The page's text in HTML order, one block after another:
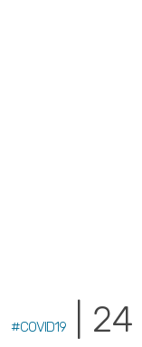
#COVID19
|